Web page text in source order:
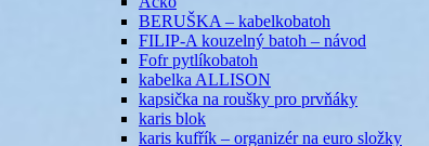
BERUŠKA – kabelkobatoh
FILIP-A kouzelný batoh – návod
Fofr pytlíkobatoh
kabelka ALLISON
kapsička na roušky pro prvňáky
karis blok
karis kufřík – organizér na euro složky